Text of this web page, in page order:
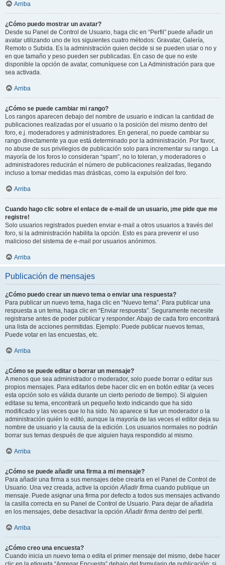
Arriba
¿Cómo puedo mostrar un avatar?
Desde su Panel de Control de Usuario, haga clic en “Perfil” puede añadir un
avatar utilizando uno de los siguientes cuatro métodos: Gravatar, Galería,
Remoto o Subida. Es la administración quien decide si se pueden usar o no y
en que tamaño y peso pueden ser publicadas. En caso de que no este
disponible la opción de avatar, comuníquese con La Administración para que
sea activada.
Arriba
¿Cómo se puede cambiar mi rango?
Los rangos aparecen debajo del nombre de usuario e indican la cantidad de
publicaciones realizadas por el usuario o la posición del mismo dentro del
foro, e.j. moderadores y administradores. En general, no puede cambiar su
rango directamente ya que está determinado por la administración. Por favor,
no abuse de sus privilegios de publicación solo para incrementar su rango. La
mayoría de los foros lo consideran “spam”, no lo toleran, y moderadores o
administradores reducirán el número de publicaciones realizadas, llegando
incluso a tomar medidas mas drásticas, como la expulsión del foro.
Arriba
Cuando hago clic sobre el enlace de e-mail de un usuario, ¡me pide que me
registre!
Solo usuarios registrados pueden enviar e-mail a otros usuarios a través del
foro, si la administración habilita la opción. Esto es para prevenir el uso
malicioso del sistema de e-mail por usuarios anónimos.
Arriba
Publicación de mensajes
¿Cómo puedo crear un nuevo tema o enviar una respuesta?
Para publicar un nuevo tema, haga clic en “Nuevo tema”. Para publicar una
respuesta a un tema, haga clic en “Enviar respuesta”. Seguramente necesite
registrarse antes de poder publicar y responder. Abajo de cada foro encontrará
una lista de acciones permitidas. Ejemplo: Puede publicar nuevos temas,
Puede votar en las encuestas, etc.
Arriba
¿Cómo se puede editar o borrar un mensaje?
A menos que sea administrador o moderador, solo puede borrar o editar sus
propios mensajes. Para editarlos debe hacer clic en en botón editar(a veces
esta opción solo es válida durante un cierto periodo de tiempo). Si alguien
editase su tema, encontrará un pequeño texto indicando que ha sido
modificado y las veces que lo ha sido. No aparece si fue un moderador o la
administración quién lo editó, aunque la mayoría de las veces el editor deja su
nombre de usuario y la causa de la edición. Los usuarios normales no podrán
borrar sus temas después de que alguien haya respondido al mismo.
Arriba
¿Cómo se puede añadir una firma a mi mensaje?
Para añadir una firma a sus mensajes debe crearla en el Panel de Control de
Usuario. Una vez creada, active la opciónAñadir firma cuando publique un
mensaje. Puede asignar una firma por defecto a todos sus mensajes activando
la casilla correcta en su Panel de Control de Usuario. Para dejar de añadirla
en los mensajes, debe desactivar la opciónAñadir firma dentro del perfil.
Arriba
¿Cómo creo una encuesta?
Cuando inicia un nuevo tema o edita el primer mensaje del mismo, debe hacer